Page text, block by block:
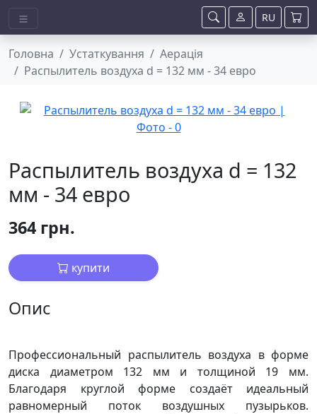
Головна Устаткування
Аерація
Распылитель воздуха d = 132 мм - 34 евро
Распылитель воздуха d = 132
мм - 34 евро
364 грн.
купити
Опис
Профессиональный распылитель воздуха в форме
диска диаметром 132 мм и толщиной 19 мм.
Благодаря круглой форме создаёт идеальный
равномерный поток воздушных пузырьков.
RU